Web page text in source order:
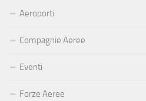
Aeroporti
Compagnie Aeree
Eventi
Forze Aeree